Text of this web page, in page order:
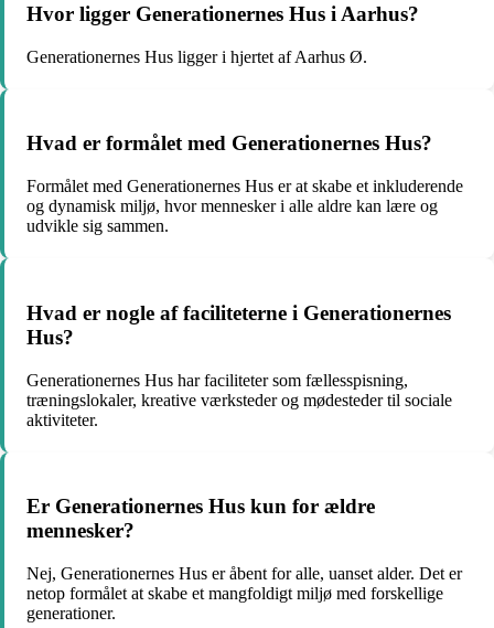
Hvor ligger Generationernes Hus i Aarhus?
Generationernes Hus ligger i hjertet af Aarhus Ø.
Hvad er formålet med Generationernes Hus?
Formålet med Generationernes Hus er at skabe et inkluderende
og dynamisk miljø, hvor mennesker i alle aldre kan lære og
udvikle sig sammen.
Hvad er nogle af faciliteterne i Generationernes
Hus?
Generationernes Hus har faciliteter som fællesspisning,
træningslokaler, kreative værksteder og mødesteder til sociale
aktiviteter.
Er Generationernes Hus kun for ældre
mennesker?
Nej, Generationernes Hus er åbent for alle, uanset alder. Det er
netop formålet at skabe et mangfoldigt miljø med forskellige
generationer.